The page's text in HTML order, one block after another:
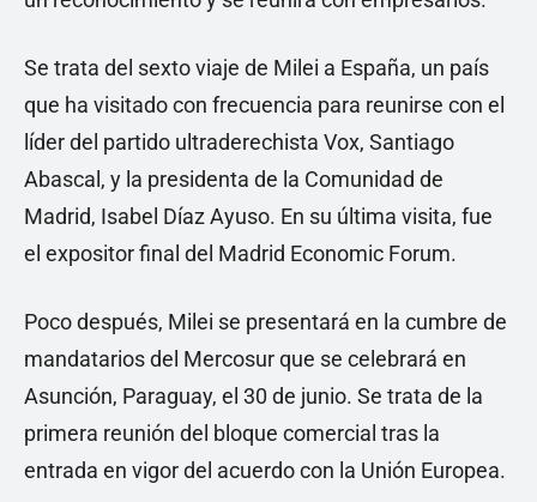
Se trata del sexto viaje de Milei a España, un país
que ha visitado con frecuencia para reunirse con el
líder del partido ultraderechista Vox, Santiago
Abascal, y la presidenta de la Comunidad de
Madrid, Isabel Díaz Ayuso. En su última visita, fue
el expositor final del Madrid Economic Forum.
Poco después, Milei se presentará en la cumbre de
mandatarios del Mercosur que se celebrará en
Asunción, Paraguay, el 30 de junio. Se trata de la
primera reunión del bloque comercial tras la
entrada en vigor del acuerdo con la Unión Europea.